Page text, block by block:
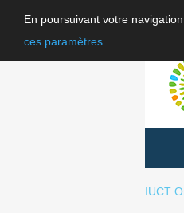
En poursuivant votre
ces paramètres
IUCT